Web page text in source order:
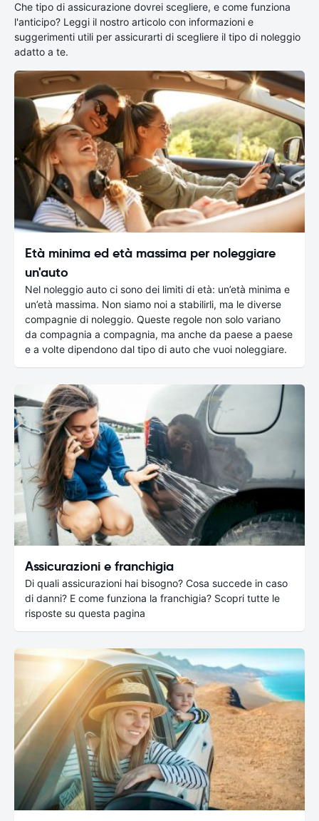
Che tipo di assicurazione dovrei scegliere, e come funziona
l'anticipo? Leggi il nostro articolo con informazioni e
suggerimenti utili per assicurarti di scegliere il tipo di noleggio
adatto a te.
Età minima ed età massima per noleggiare
un'auto
Nel noleggio auto ci sono dei limiti di età: un’età minima e
un’età massima. Non siamo noi a stabilirli, ma le diverse
compagnie di noleggio. Queste regole non solo variano
da compagnia a compagnia, ma anche da paese a paese
e a volte dipendono dal tipo di auto che vuoi noleggiare.
Assicurazioni e franchigia
Di quali assicurazioni hai bisogno? Cosa succede in caso
di danni? E come funziona la franchigia? Scopri tutte le
risposte su questa pagina